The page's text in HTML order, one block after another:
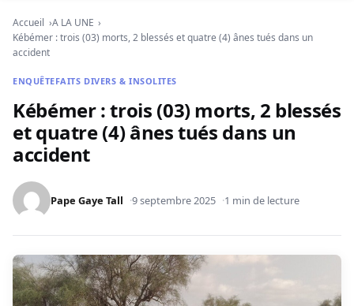
Accueil
A LA UNE
Kébémer : trois (03) morts, 2 blessés et quatre (4) ânes tués dans un
accident
ENQUÊTEFAITS DIVERS & INSOLITES
Kébémer : trois (03) morts, 2 blessés
et quatre (4) ânes tués dans un
accident
Pape Gaye Tall 9 septembre 2025 1 min de lecture